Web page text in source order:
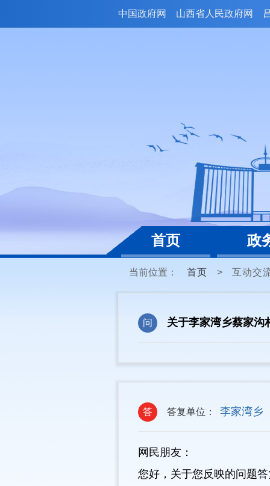
中国政府网 山西省人民政府网
首页 政
当前位置： 首页 > 互动交
问 关于李家湾乡蔡家沟
答 答复单位： 李家湾乡
网民朋友：
您好，关于您反映的问题